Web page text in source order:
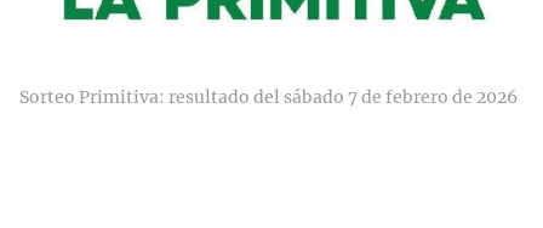
Sorteo Primitiva: resultado del sábado 7 de febrero de 2026